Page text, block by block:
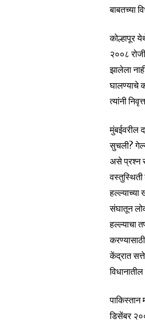
Join
of
To
the
won't spam
बाबतच्या
कोल्हापूर
२००८
झालेला
घालण्याचे
त्यांनी
मुंबईवरील
सुचली?
असे प्रश्न
संघातून
हल्ल्याचा
केंद्रात
डिसेंबर